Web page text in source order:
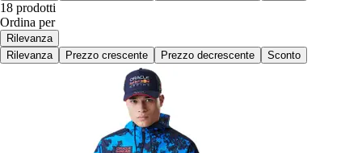
18 prodotti
Ordina per
Rilevanza
Rilevanza
Prezzo crescente Prezzo decrescente Sconto